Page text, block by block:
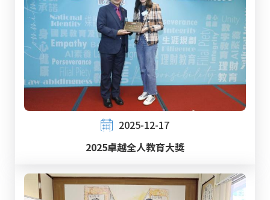
2025-12-17
2025卓越全人教育大獎